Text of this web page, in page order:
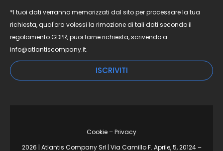
*I tuoi dati verranno memorizzati dal sito per processare la tua
richiesta, qual'ora volessi la rimozione di tali dati secondo il
regolamento GDPR, puoi farne richiesta, scrivendo a
info@atlantiscompany.it.
ISCRIVITI
Cookie – Privacy
2026 | Atlantis Company Srl | Via Camillo F. Aprile, 5, 20124 –